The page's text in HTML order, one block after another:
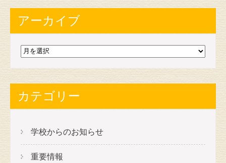
アーカイブ
ア
イ
ブ
カテゴリー
学校からのお知らせ
重要情報